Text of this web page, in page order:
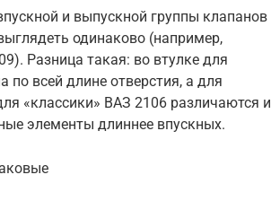
и выпускной группы клапанов
одинаково (например,
Разница такая: во втулке для
всей длине отверстия, а для
«классики» ВАЗ 2106 различаются и
элементы длиннее впускных.